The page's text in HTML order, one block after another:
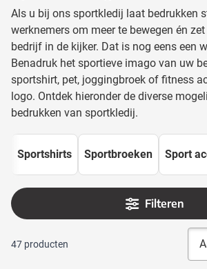
Als u bij ons sportkledij laat bedrukken
werknemers om meer te bewegen én
bedrijf in de kijker. Dat is nog eens een
Benadruk het sportieve imago van uw
sportshirt, pet, joggingbroek of fitness
logo. Ontdek hieronder de diverse
bedrukken van sportkledij.
Sportshirts Sportbroeken Sport
Filteren
47 producten